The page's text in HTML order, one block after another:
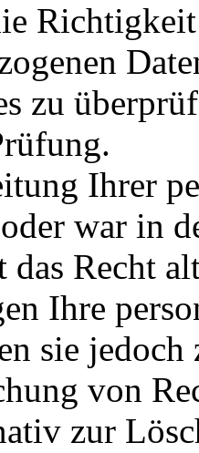
zu
Ihrer
war in
das Recht
Ihre
sie
von
zur